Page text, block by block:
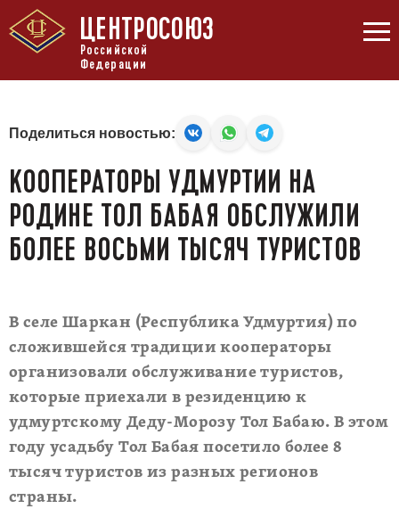
ЦЕНТРОСОЮЗ
Российской
Федерации
Поделиться новостью:
КООПЕРАТОРЫ УДМУРТИИ НА
РОДИНЕ ТОЛ БАБАЯ ОБСЛУЖИЛИ
БОЛЕЕ ВОСЬМИ ТЫСЯЧ ТУРИСТОВ
В селе Шаркан (Республика Удмуртия) по
сложившейся традиции кооператоры
организовали обслуживание туристов,
которые приехали в резиденцию к
удмуртскому Деду-Морозу Тол Бабаю. В этом
году усадьбу Тол Бабая посетило более 8
тысяч туристов из разных регионов
страны.